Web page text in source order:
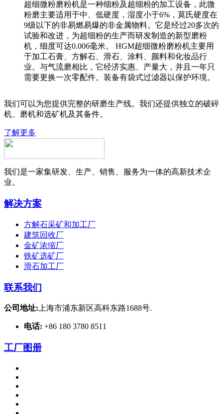
超细微粉磨粉机是一种细粉及超细粉的加工设备，此微
粉磨主要适用于中、低硬度，湿度小于6%，莫氏硬度在
9级以下的非易燃易爆的非金属物料。它是经过20多次的
试验和改进，为超细粉的生产而研发制造的新型磨粉
机，细度可达0.006毫米。 HGM超细微粉磨粉机主要用
于加工石膏、方解石、滑石、涂料、颜料和化妆品行
业。与气流磨相比，它经济实惠、产量大，并且一年只
需要更换一次零配件。装备有袋式过滤器以保护环境。
我们可以为您提供完整的研磨生产线。我们还提供独立的破碎
机、磨机和选矿机及其备件。
了解更多
我们是一家集研发、生产、销售、服务为一体的高新技术企
业。
解决方案
方解石采矿和加工厂
建筑回收厂
金矿浓缩厂
铁矿选矿厂
滑石加工厂
联系我们
公司地址: 上海市浦东新区高科东路1688号.
电话: +86 180 3780 8511
工厂图册